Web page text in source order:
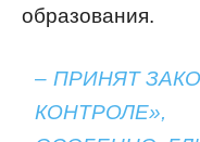
образования.
– ПРИНЯТ